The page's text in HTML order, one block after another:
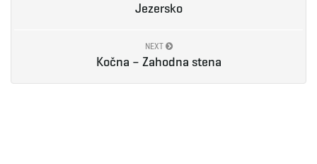
Jezersko
NEXT
Kočna – Zahodna stena